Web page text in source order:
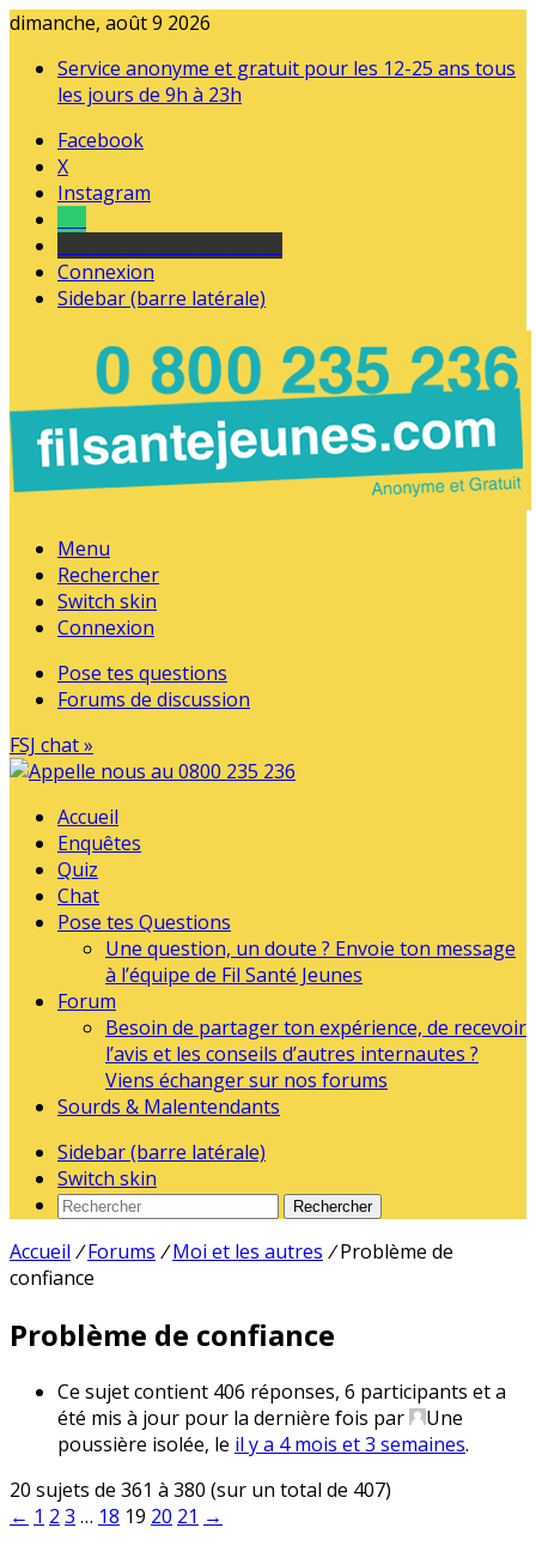
dimanche, août 9 2026
Service anonyme et gratuit pour les 12-25 ans tous
les jours de 9h à 23h
Facebook
X
Instagram
Connexion
Sidebar (barre latérale)
Menu
Rechercher
Switch skin
Connexion
Pose tes questions
Forums de discussion
FSJ chat »
Accueil
Enquêtes
Quiz
Chat
Pose tes Questions
Une question, un doute ? Envoie ton message
à l’équipe de Fil Santé Jeunes
Forum
Besoin de partager ton expérience, de recevoir
l’avis et les conseils d’autres internautes ?
Viens échanger sur nos forums
Sourds & Malentendants
Sidebar (barre latérale)
Switch skin
Rechercher
Accueil / Forums / Moi et les autres / Problème de
confiance
Problème de confiance
Ce sujet contient 406 réponses, 6 participants et a
été mis à jour pour la dernière fois par
Une
poussière isolée, le il y a 4 mois et 3 semaines.
20 sujets de 361 à 380 (sur un total de 407)
← 1 2 3 … 18 19 20 21 →